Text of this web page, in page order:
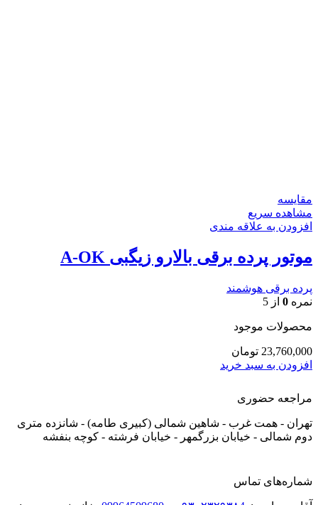
مقایسه
مشاهده سریع
افزودن به علاقه مندی
موتور پرده برقی بالارو زیگبی A-OK
پرده برقی هوشمند
نمره 0 از 5
محصولات موجود
23,760,000 تومان
افزودن به سبد خرید
مراجعه حضوری
تهران - همت غرب - شاهین شمالی (کبیری طامه) - شانزده متری
دوم شمالی - خیابان بزرگمهر - خیابان فرشته - کوچه بنفشه
شماره‌های تماس